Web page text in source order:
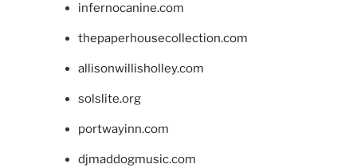
infernocanine.com
thepaperhousecollection.com
allisonwillisholley.com
solslite.org
portwayinn.com
djmaddogmusic.com